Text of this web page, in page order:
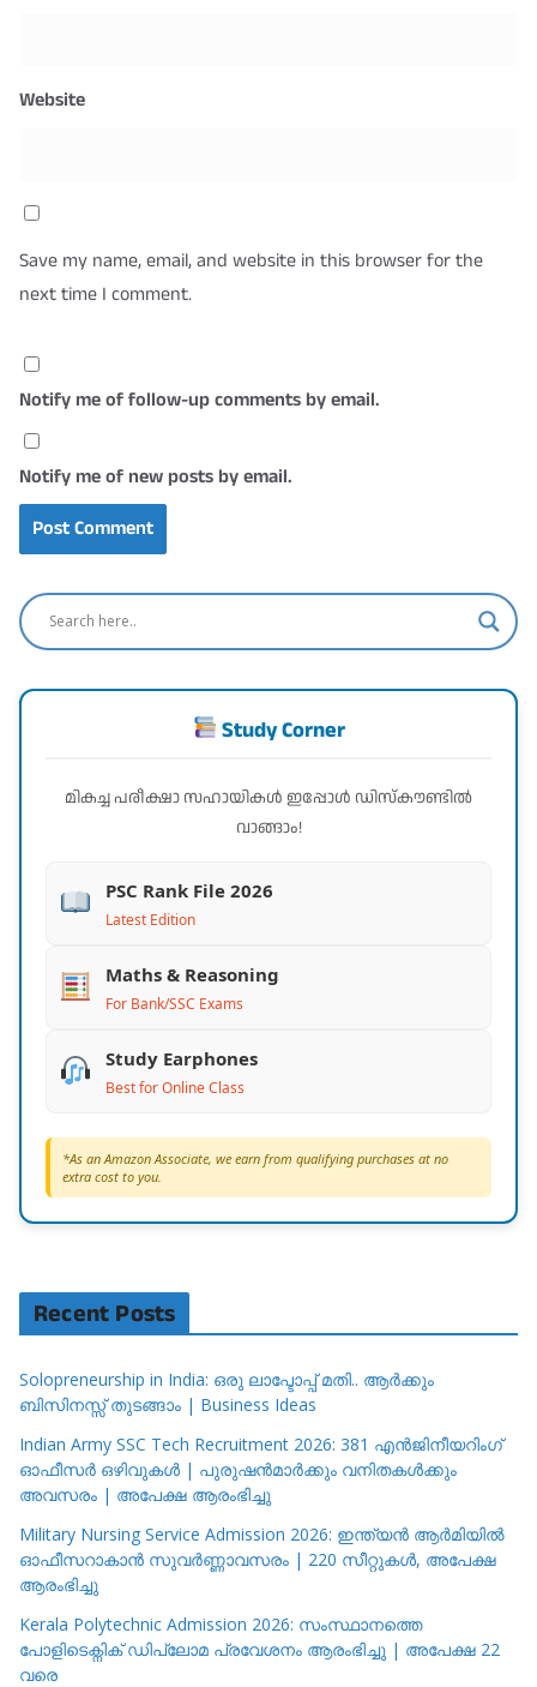
Website
Save my name, email, and website in this browser for the
next time I comment.
Notify me of follow-up comments by email.
Notify me of new posts by email.
Study Corner
മികച്ച പരീക്ഷാ സഹായികൾ ഇപ്പോൾ ഡിസ്കൗണ്ടിൽ
വാങ്ങാം!
PSC Rank File 2026
Latest Edition
Maths & Reasoning
For Bank/SSC Exams
Study Earphones
Best for Online Class
*As an Amazon Associate, we earn from qualifying purchases at no
extra cost to you.
Recent Posts
Solopreneurship in India: ഒരു ലാപ്ടോപ്പ് മതി.. ആർക്കും
ബിസിനസ്സ് തുടങ്ങാം | Business Ideas
Indian Army SSC Tech Recruitment 2026: 381 എൻജിനീയറിംഗ്
ഓഫീസർ ഒഴിവുകൾ | പുരുഷൻമാർക്കും വനിതകൾക്കും
അവസരം | അപേക്ഷ ആരംഭിച്ചു
Military Nursing Service Admission 2026: ഇന്ത്യൻ ആർമിയിൽ
ഓഫീസറാകാൻ സുവർണ്ണാവസരം | 220 സീറ്റുകൾ, അപേക്ഷ
ആരംഭിച്ചു
Kerala Polytechnic Admission 2026: സംസ്ഥാനത്തെ
പോളിടെക്നിക് ഡിപ്ലോമ പ്രവേശനം ആരംഭിച്ചു | അപേക്ഷ 22
വരെ